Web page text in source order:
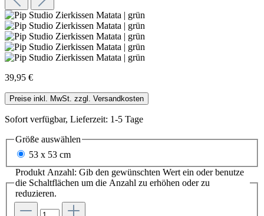
39,95 €
Preise inkl. MwSt. zzgl. Versandkosten
Sofort verfügbar, Lieferzeit: 1-5 Tage
Größe auswählen
53 x 53 cm
Produkt Anzahl: Gib den gewünschten Wert ein oder benutze
die Schaltflächen um die Anzahl zu erhöhen oder zu
reduzieren.